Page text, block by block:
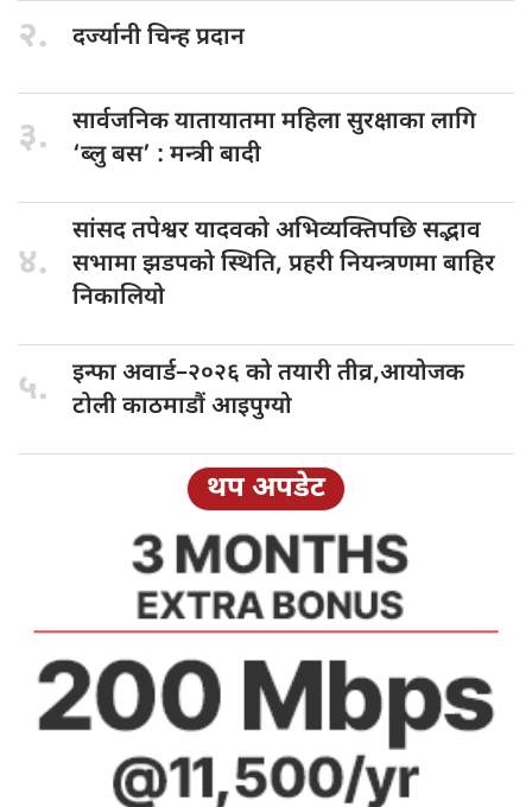
२. दर्ज्यानी चिन्हप्रदान
३. सार्वजनिक यातायातमामहिला सुरक्षाका लागि
‘ब्लु बस’ : मन्त्री बादी
४.
सांसद तपेश्वरयादवको अभिव्यक्तिपछि सद्भाव
सभामा झडपको स्थिति, प्रहरी नियन्त्रणमा बाहिर
निकालियो
५. इन्फा अवार्ड–२०२६ को तयारी तीव्र,आयोजक
टोली काठमाडौं आइपुग्यो
थप अपडेट